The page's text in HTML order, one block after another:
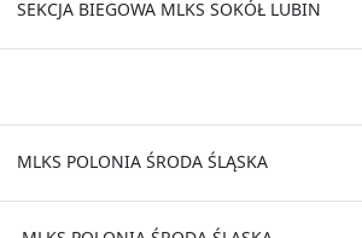
SEKCJA BIEGOWA MLKS SOKÓŁ LUBIN
MLKS POLONIA ŚRODA ŚLĄSKA